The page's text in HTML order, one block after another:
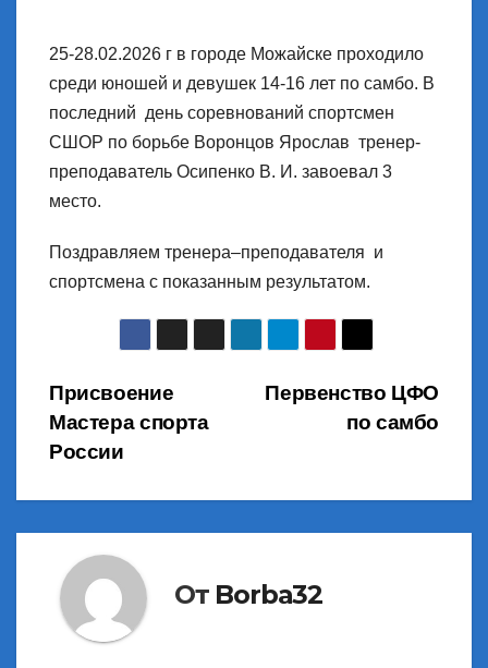
25-28.02.2026 г в городе Можайске проходило
среди юношей и девушек 14-16 лет по самбо. В
последний день соревнований спортсмен
СШОР по борьбе Воронцов Ярослав тренер-
преподаватель Осипенко В. И. завоевал 3
место.
Поздравляем тренера–преподавателя и
спортсмена с показанным результатом.
Навигация
по
записям
Первенство ЦФО
по самбо
Присвоение
Мастера спорта
России
От Borba32